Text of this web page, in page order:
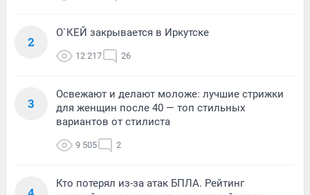
2
О`КЕЙ закрывается в Иркутске
12 217 26
3
Освежают и делают моложе: лучшие стрижки
для женщин после 40 — топ стильных
вариантов от стилиста
9 505 2
Кто потерял из-за атак БПЛА. Рейтинг